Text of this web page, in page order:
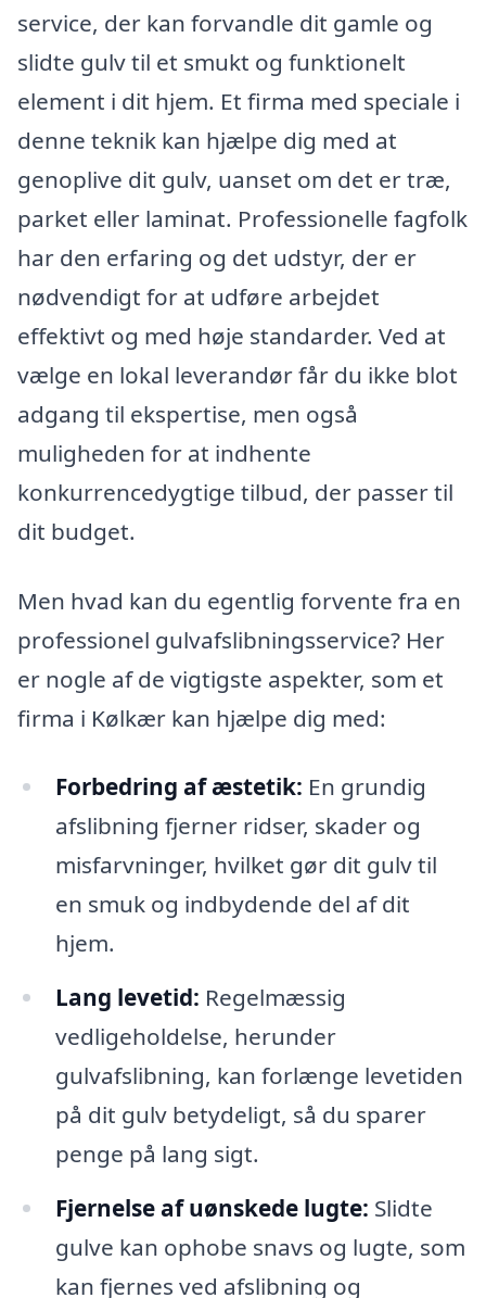
service, der kan forvandle dit gamle og
slidte gulv til et smukt og funktionelt
element i dit hjem. Et firma med speciale i
denne teknik kan hjælpe dig med at
genoplive dit gulv, uanset om det er træ,
parket eller laminat. Professionelle fagfolk
har den erfaring og det udstyr, der er
nødvendigt for at udføre arbejdet
effektivt og med høje standarder. Ved at
vælge en lokal leverandør får du ikke blot
adgang til ekspertise, men også
muligheden for at indhente
konkurrencedygtige tilbud, der passer til
dit budget.
Men hvad kan du egentlig forvente fra en
professionel gulvafslibningsservice? Her
er nogle af de vigtigste aspekter, som et
firma i Kølkær kan hjælpe dig med:
Forbedring af æstetik: En grundig
afslibning fjerner ridser, skader og
misfarvninger, hvilket gør dit gulv til
en smuk og indbydende del af dit
hjem.
Lang levetid: Regelmæssig
vedligeholdelse, herunder
gulvafslibning, kan forlænge levetiden
på dit gulv betydeligt, så du sparer
penge på lang sigt.
Fjernelse af uønskede lugte: Slidte
gulve kan ophobe snavs og lugte, som
kan fjernes ved afslibning og